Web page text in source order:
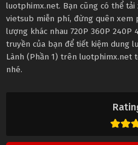
luotphimx.net. Bạn cũng có thể tải
vietsub miễn phí, đừng quên xem
lượng khác nhau 720P 360P
truyền của bạn để tiết kiệm dung
Lành (Phần 1) trên luotphimx.net
nhé.